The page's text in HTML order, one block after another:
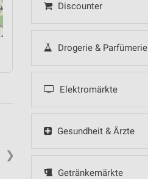
Discounter
Drogerie & Parfümerie
Elektromärkte
Gesundheit & Ärzte
Getränkemärkte
❯